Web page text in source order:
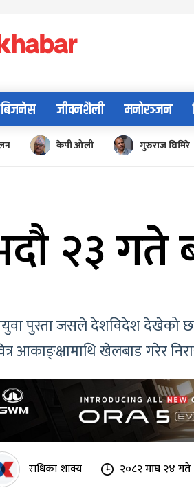
बिजनेस जीवनशैली मनोरञ्जन
केपी ओली गुरुराज घिमिरे
२३ गते
पुस्ता जसले देशविदेश देखेको
आकाङ्क्षामाथि खेलबाड गरेर
राधिका शाक्य २०८२ माघ २४